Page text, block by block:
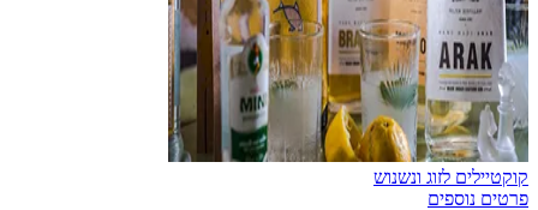
קוקטיילים לזוג ונשנוש
פרטים נוספים